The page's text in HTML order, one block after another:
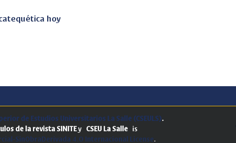
hoy
de Estudios Universitarios La Salle (CSEULS).
de la revista SINITEy CSEU La Salle is
SinObraDerivada 4.0 Internacional License.